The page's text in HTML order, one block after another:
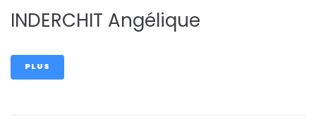
INDERCHIT Angélique
PLUS